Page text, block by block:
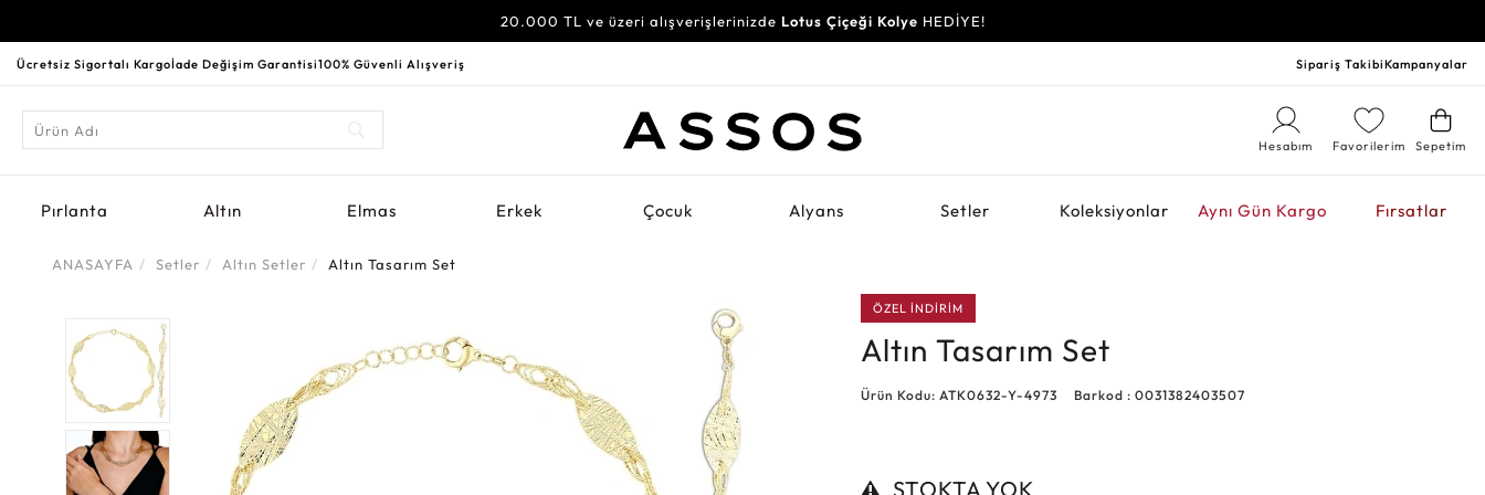
20.000 TL ve üzeri alışverişlerinizde Lotus Çiçeği Kolye HEDİYE!
Ücretsiz Sigortalı Kargoİade Değişim Garantisi100% Güvenli Alışveriş Sipariş TakibiKampanyalar
Sepetim
Favorilerim
Hesabım
Pırlanta Altın Elmas Erkek Çocuk Alyans Setler Koleksiyonlar Aynı Gün Kargo Fırsatlar
ANASAYFA Setler Altın Setler Altın Tasarım Set
ÖZEL İNDİRİM
Altın Tasarım Set
Ürün Kodu: ATK0632-Y-4973 Barkod : 0031382403507
STOKTA YOK